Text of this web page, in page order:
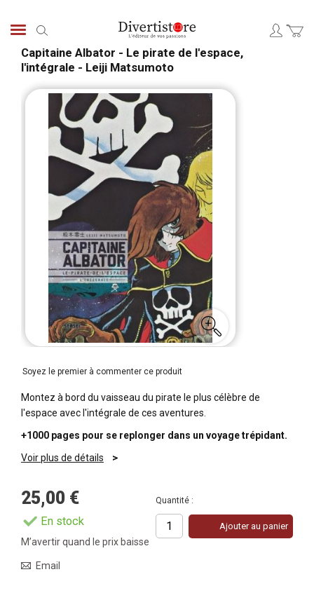
Capitaine Albator - Le pirate de l'espace,
l'intégrale - Leiji Matsumoto
Passer
à
Soyez le premier à commenter ce produit
Montez à bord du vaisseau du pirate le plus célèbre de
l'espace avec l'intégrale de ces aventures.
+1000 pages pour se replonger dans un voyage trépidant.
Voir plus de détails
25,00 €
En stock
Quantité :
Ajouter au panier
M’avertir quand le prix baisse
Email